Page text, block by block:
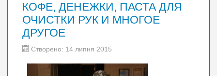
КОФЕ, ДЕНЕЖКИ, ПАСТА ДЛЯ
ОЧИСТКИ РУК И МНОГОЕ
ДРУГОЕ
Створено: 14 липня 2015